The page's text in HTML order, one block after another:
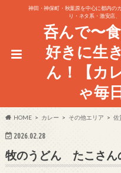
神田・神保町・秋葉原を中心に都内
り・ネタ系・激安店
呑んで〜
好きに生
ん！【カ
ゃ毎
HOME カレー その他エリア 佐
2026.02.28
牧のうどん たこさん